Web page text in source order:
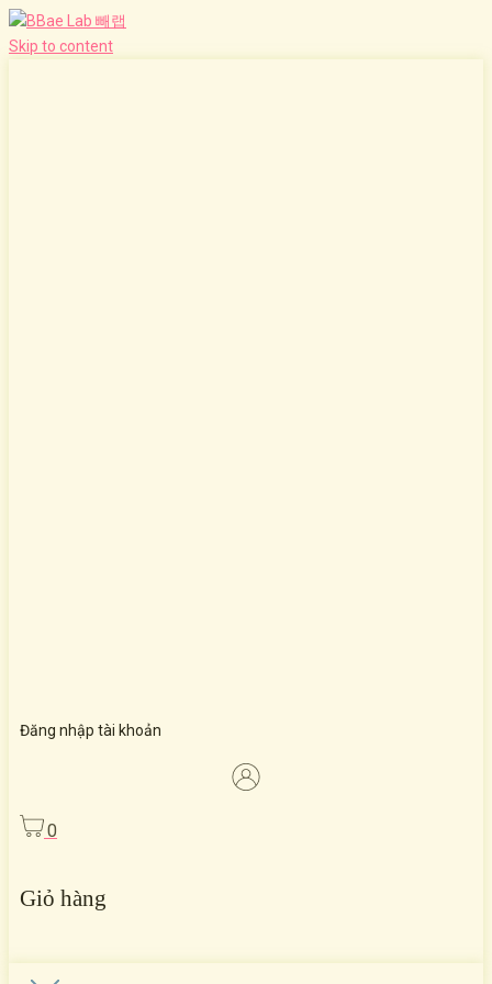
Skip to content
Đăng nhập tài khoản
0
Giỏ hàng